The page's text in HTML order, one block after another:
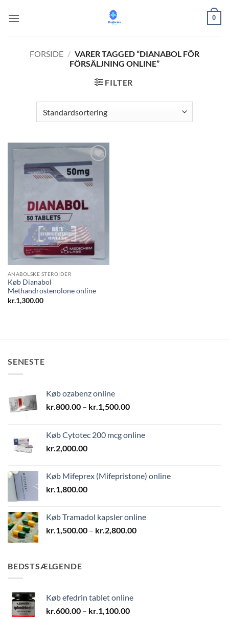
0
FORSIDE / VARER TAGGED “DIANABOL FÖR
FÖRSÄLJNING ONLINE”
FILTER
Add to
wishlist
ANABOLSKE STEROIDER
Køb Dianabol
Methandrostenolone online
kr.1,300.00
SENESTE
Køb ozabenz online
kr.800.00 – kr.1,500.00Prisinterval:
kr.1,500.00
Køb Cytotec 200 mcg online
kr.2,000.00
Køb Mifeprex (Mifepristone) online
kr.1,800.00
Køb Tramadol kapsler online
kr.1,500.00 – kr.2,800.00Prisinterval:
BEDSTSÆLGENDE
Køb efedrin tablet online
kr.600.00 – kr.1,100.00Prisinterval: